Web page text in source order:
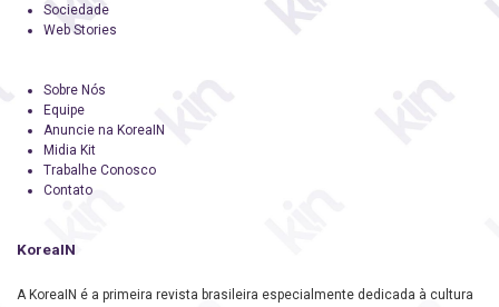
Sociedade
Web Stories
Sobre Nós
Equipe
Anuncie na KoreaIN
Midia Kit
Trabalhe Conosco
Contato
KoreaIN
A KoreaIN é a primeira revista brasileira especialmente dedicada à cultura